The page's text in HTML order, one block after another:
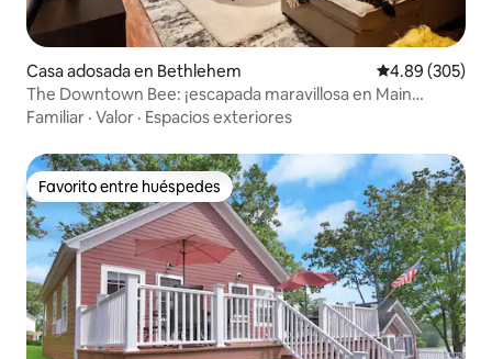
Casa adosada en Bethlehem Calificación
4.89 (305)
The Downtown Bee: ¡escapada maravillosa en Main
Street!
Familiar · Valor · Espacios exteriores
Favorito entre huéspedes
Favorito entre huéspedes